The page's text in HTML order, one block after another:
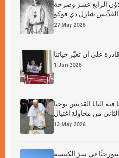
لاوُن الرابع عشر وصرخة
القدِّيس شارل دي فوكو
27 May 2026
قادرة على أن تغيّر حياتنا
1 Jun 2026
فيه البابا القديس يوحنا
من محاولة اغتيال
13 May 2026
في سرّ الكنيسة